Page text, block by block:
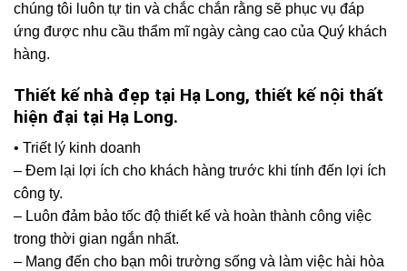
chúng tôi luôn tự tin và chắc chắn rằng sẽ phục vụ đáp
ứng được nhu cầu thẩm mĩ ngày càng cao của Quý khách
hàng.
Thiết kế nhà đẹp tại Hạ Long, thiết kế nội thất
hiện đại tại Hạ Long.
• Triết lý kinh doanh
– Đem lại lợi ích cho khách hàng trước khi tính đến lợi ích
công ty.
– Luôn đảm bảo tốc độ thiết kế và hoàn thành công việc
trong thời gian ngắn nhất.
– Mang đến cho bạn môi trường sống và làm việc hài hòa